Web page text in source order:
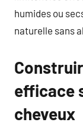
humides ou
naturelle sans
efficace
cheveux